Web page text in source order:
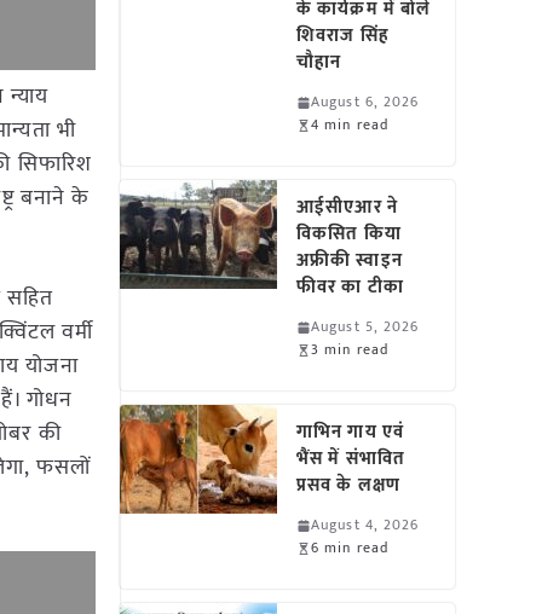
भी
सिफारिश
बनाने के
सहित
वर्मी
योजना
गोधन
की
फसलों
के कार्यक्रम में बोले
शिवराज सिंह
चौहान
August 6, 2026
4 min read
आईसीएआर ने
विकसित किया
अफ्रीकी स्वाइन
फीवर का टीका
August 5, 2026
3 min read
गाभिन गाय एवं
भैंस में संभावित
प्रसव के लक्षण
August 4, 2026
6 min read